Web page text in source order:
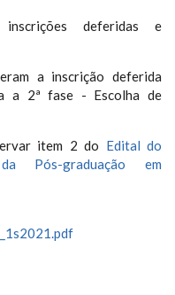
deferidas e
a inscrição deferida
a 2ª fase - Escolha de
item 2 do Edital do
Pós-graduação em